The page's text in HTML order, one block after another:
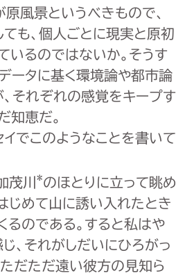
風景というべきもので、
も、個人ごとに現実と原初
いるのではないか。そうす
ータに基く環境論や都市論
それぞれの感覚をキープす
知恵だ。
でこのようなことを書いて
茂川*のほとりに立って眺め
じめて山に誘い入れたとき
るのである。すると私はや
、それがしだいにひろがっ
ただただ遠い彼方の見知ら